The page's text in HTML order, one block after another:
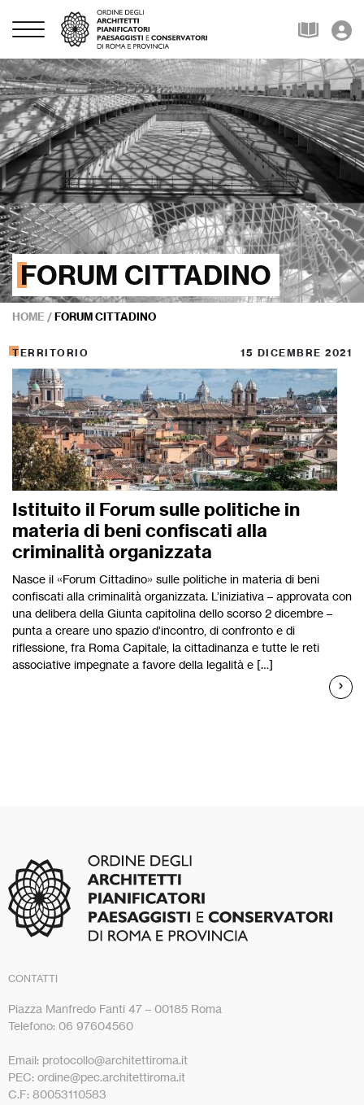
FORUM CITTADINO
HOME /FORUM CITTADINO
TERRITORIO 15 DICEMBRE 2021
Istituito il Forum sulle politiche in
materia di beni confiscati alla
criminalità organizzata
Nasce il «Forum Cittadino» sulle politiche in materia di beni
confiscati alla criminalità organizzata. L’iniziativa – approvata con
una delibera della Giunta capitolina dello scorso 2 dicembre –
punta a creare uno spazio d’incontro, di confronto e di
riflessione, fra Roma Capitale, la cittadinanza e tutte le reti
associative impegnate a favore della legalità e […]
CONTATTI
Piazza Manfredo Fanti 47 – 00185 Roma
Telefono: 06 97604560
Email: protocollo@architettiroma.it
PEC: ordine@pec.architettiroma.it
C.F: 80053110583